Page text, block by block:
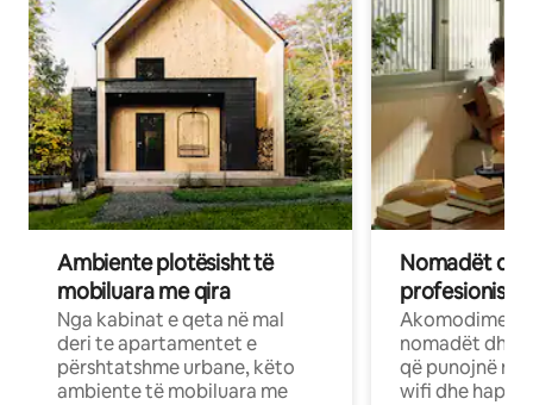
Ambiente plotësisht të
mobiluara me qira
Nga kabinat e qeta në mal
deri te apartamentet e
përshtatshme urbane, këto
ambiente të mobiluara me
Nomadët
Akomodime
nomadët dhe
që punojnë në
wifi dhe